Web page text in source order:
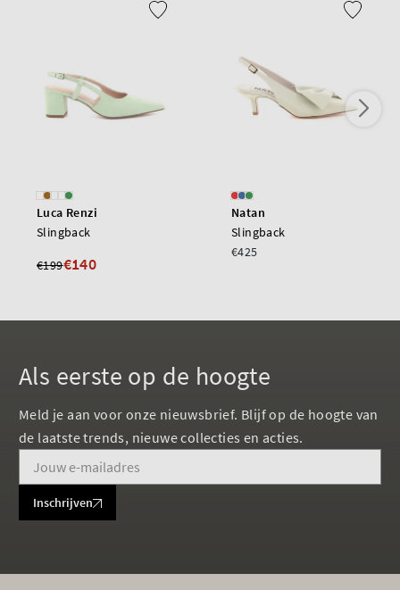
Luca Renzi
Slingback
€199€140
Natan
Slingback
€425
Als eerste op de hoogte
Meld je aan voor onze nieuwsbrief. Blijf op de hoogte van
de laatste trends, nieuwe collecties en acties.
Inschrijven